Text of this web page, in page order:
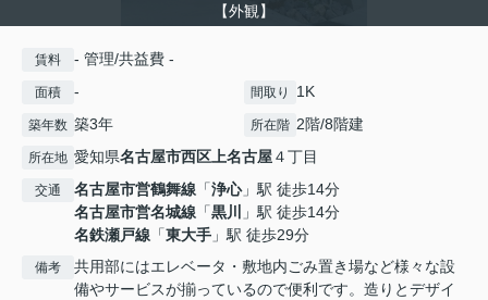
【外観】
賃料 - 管理/共益費 -
面積 - 間取り 1K
築年数 築3年 所在階 2階/8階建
所在地 愛知県名古屋市西区上名古屋４丁目
交通 名古屋市営鶴舞線 「浄心」駅 徒歩14分
名古屋市営名城線 「黒川
」駅 徒歩14分
名鉄瀬戸線 「東大手 」駅 徒歩29分
備考
共用部にはエレベータ・敷地内ごみ置き場など様々な設
備やサービスが揃っているので便利です。造りとデザイ